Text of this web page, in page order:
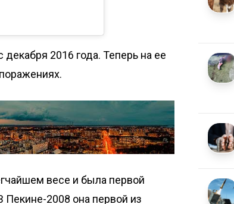
2016 года. Теперь на ее
весе и была первой
2008 она первой из